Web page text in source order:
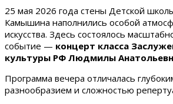
25 мая 2026 года стены Детской
Камышина наполнились особой
искусства. Здесь состоялось
событие — концерт класса
культуры РФ Людмилы
Программа вечера отличалась
разнообразием и сложностью